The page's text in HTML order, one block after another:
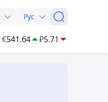
Рус
€541.64 ₽5.71